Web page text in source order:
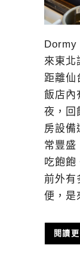
Dormy
來東北
距離仙
飯店內
夜，回
房設備
常豐盛
吃飽飽
前外有
便，是